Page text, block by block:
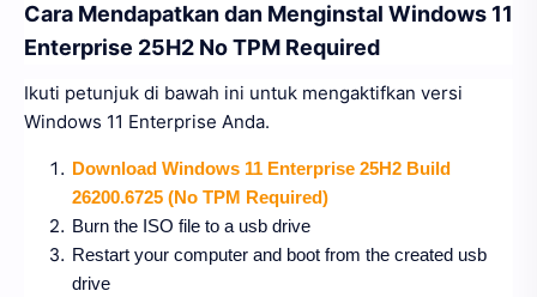
Cara Mendapatkan dan Menginstal Windows 11
Enterprise 25H2 No TPM Required
Ikuti petunjuk di bawah ini untuk mengaktifkan versi
Windows 11 Enterprise Anda.
Download Windows 11 Enterprise 25H2 Build
26200.6725 (No TPM Required)
Burn the ISO file to a usb drive
Restart your computer and boot from the created usb
drive